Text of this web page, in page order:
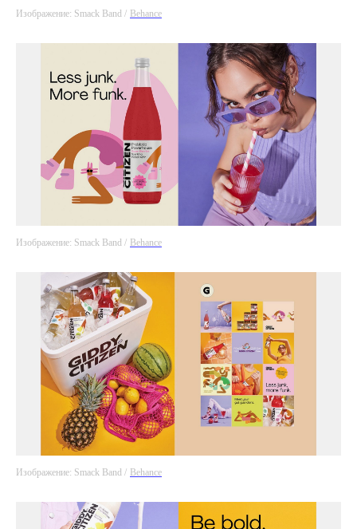
Изображение: Smack Band / Behance
Изображение: Smack Band / Behance
Изображение: Smack Band / Behance